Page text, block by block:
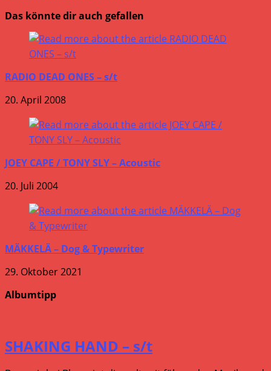
Das könnte dir auch gefallen
RADIO DEAD ONES – s/t
20. April 2008
JOEY CAPE / TONY SLY – Acoustic
20. Juli 2004
MÄKKELÄ – Dog & Typewriter
29. Oktober 2021
Albumtipp
SHAKING HAND – s/t